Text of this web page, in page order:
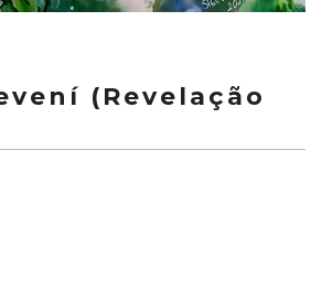
(Revelação